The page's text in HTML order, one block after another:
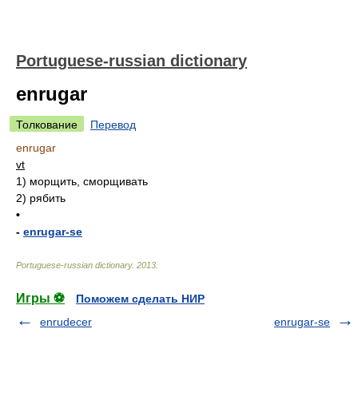
Portuguese-russian dictionary
enrugar
Толкование
Перевод
enrugar
vt
1) морщить, сморщивать
2) рябить
•
- enrugar-se
Portuguese-russian dictionary. 2013
Игры ⚽
Поможем сделать НИР
enrudecer
enrugar-se